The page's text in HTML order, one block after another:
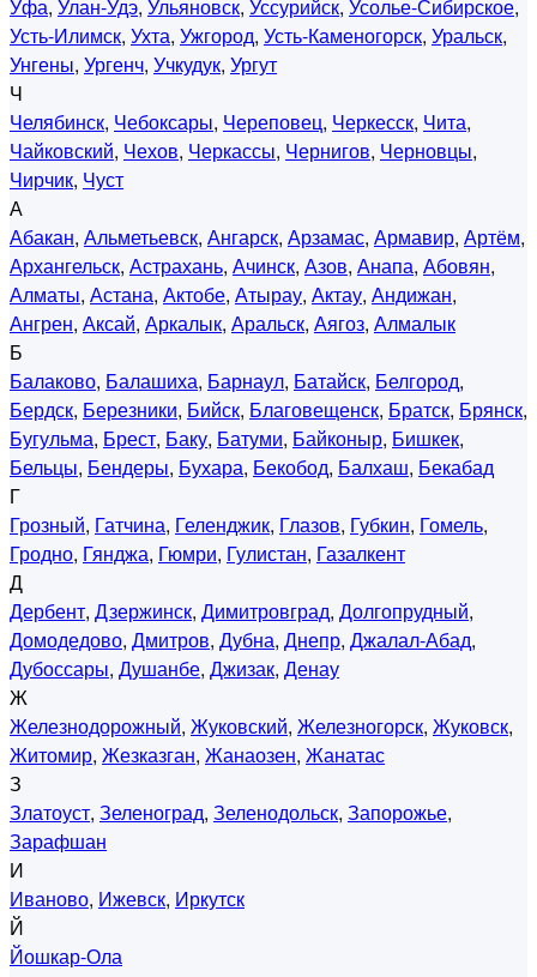
Уфа, Улан-Удэ, Ульяновск, Уссурийск, Усолье-Сибирское,
Усть-Илимск, Ухта, Ужгород, Усть-Каменогорск, Уральск,
Унгены, Ургенч, Учкудук, Ургут
Ч
Челябинск, Чебоксары, Череповец, Черкесск, Чита,
Чайковский, Чехов, Черкассы, Чернигов, Черновцы,
Чирчик, Чуст
А
Абакан, Альметьевск, Ангарск, Арзамас, Армавир, Артём,
Архангельск, Астрахань, Ачинск, Азов, Анапа, Абовян,
Алматы, Астана, Актобе, Атырау, Актау, Андижан,
Ангрен, Аксай, Аркалык, Аральск, Аягоз, Алмалык
Б
Балаково, Балашиха, Барнаул, Батайск, Белгород,
Бердск, Березники, Бийск, Благовещенск, Братск, Брянск,
Бугульма, Брест, Баку, Батуми, Байконыр, Бишкек,
Бельцы, Бендеры, Бухара, Бекобод, Балхаш, Бекабад
Г
Грозный, Гатчина, Геленджик, Глазов, Губкин, Гомель,
Гродно, Гянджа, Гюмри, Гулистан, Газалкент
Д
Дербент, Дзержинск, Димитровград, Долгопрудный,
Домодедово, Дмитров, Дубна, Днепр, Джалал-Абад,
Дубоссары, Душанбе, Джизак, Денау
Ж
Железнодорожный, Жуковский, Железногорск, Жуковск,
Житомир, Жезказган, Жанаозен, Жанатас
З
Златоуст, Зеленоград, Зеленодольск, Запорожье,
Зарафшан
И
Иваново, Ижевск, Иркутск
Й
Йошкар-Ола